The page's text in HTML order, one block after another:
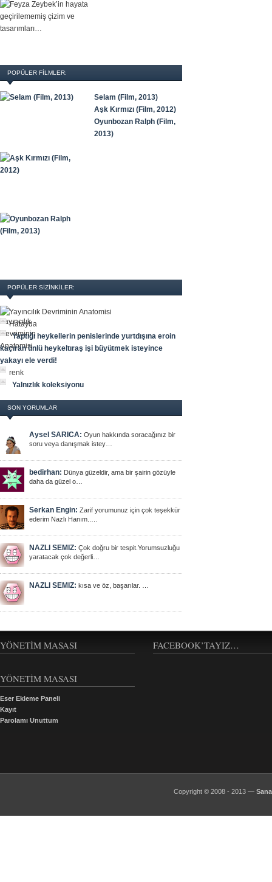
POPÜLER FILMLER:
Selam (Film, 2013)
Aşk Kırmızı (Film, 2012)
Oyunbozan Ralph (Film,
2013)
POPÜLER SİZİNKİLER:
Yayıncılık Devriminin Anatomisi
Hatayda
Yaptığı heykellerin penislerinde yurtdışına eroin
kaçıran ünlü heykeltıraş işi büyütmek isteyince
yakayı ele verdi!
renk
Yalnızlık koleksiyonu
SON YORUMLAR
Aysel SARICA: Oyun hakkında soracağınız bir
soru veya danışmak istey…
bedirhan: Dünya güzeldir, ama bir şairin gözüyle
daha da güzel o…
Serkan Engin: Zarif yorumunuz için çok teşekkür
ederim Nazlı Hanım..…
NAZLI SEMIZ: Çok doğru bir tespit.Yorumsuzluğu
yaratacak çok değerli…
NAZLI SEMIZ: kısa ve öz, başarılar. …
YÖNETIM MASASI
YÖNETİM MASASI
Eser Ekleme Paneli
Kayıt
Parolamı Unuttum
FACEBOOK’TAYIZ…
Copyright © 2008 - 2013 —